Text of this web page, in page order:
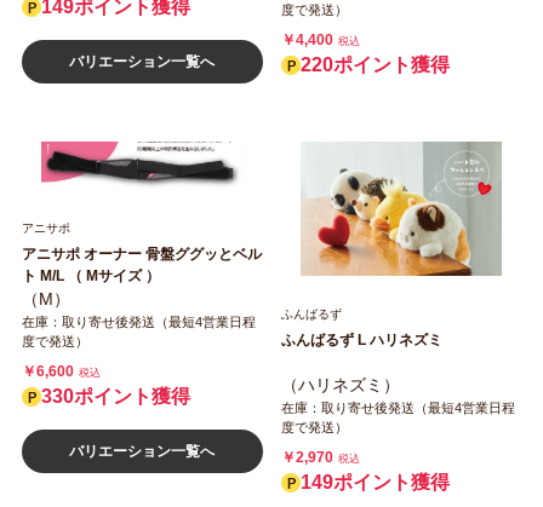
149ポイント獲得
バリエーション一覧へ
度で発送）
￥4,400 税込
220ポイント獲得
アニサポ
アニサポ オーナー 骨盤ググッとベル
ト M/L （ Mサイズ ）
（M）
在庫：取り寄せ後発送（最短4営業日程
度で発送）
￥6,600 税込
330ポイント獲得
バリエーション一覧へ
ふんばるず
ふんばるず L ハリネズミ
（ハリネズミ）
在庫：取り寄せ後発送（最短4営業日程
度で発送）
￥2,970 税込
149ポイント獲得